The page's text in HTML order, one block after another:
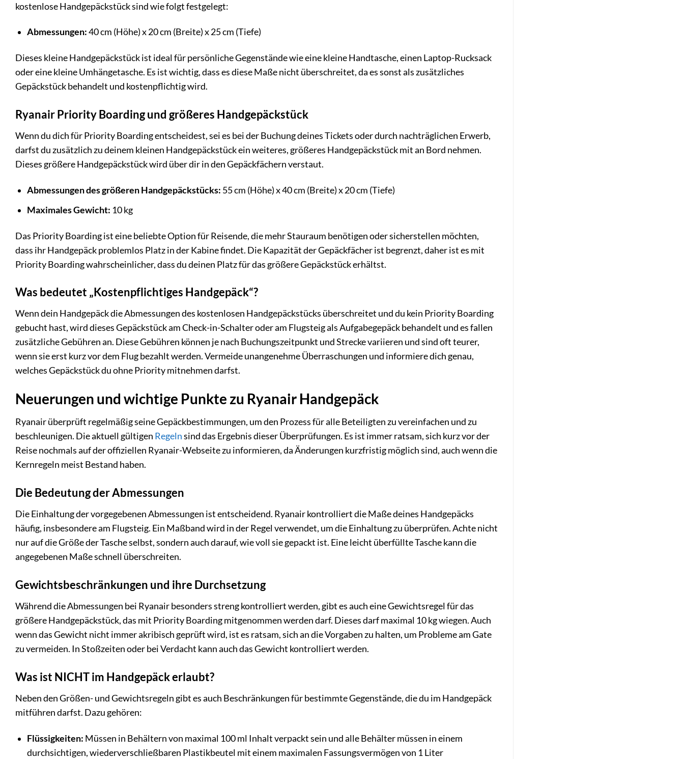
kostenlose Handgepäckstück sind wie folgt festgelegt:
Abmessungen:40 cm (Höhe) x 20 cm (Breite) x 25 cm (Tiefe)
Dieses kleine Handgepäckstück ist ideal für persönliche Gegenstände wie eine kleine Handtasche, einen Laptop-Rucksack
oder eine kleine Umhängetasche. Es ist wichtig, dass es diese Maße nicht überschreitet, da es sonst als zusätzliches
Gepäckstück behandelt und kostenpflichtig wird.
Ryanair Priority Boarding und größeres Handgepäckstück
Wenn du dich für Priority Boarding entscheidest, sei es bei der Buchung deines Tickets oder durch nachträglichen Erwerb,
darfst du zusätzlich zu deinem kleinen Handgepäckstück ein weiteres, größeres Handgepäckstück mit an Bord nehmen.
Dieses größere Handgepäckstück wird über dir in den Gepäckfächern verstaut.
Abmessungen des größeren Handgepäckstücks: 55 cm (Höhe) x 40 cm (Breite) x 20 cm (Tiefe)
Maximales Gewicht: 10 kg
Das Priority Boarding ist eine beliebte Option für Reisende, die mehr Stauraum benötigen oder sicherstellen möchten,
dass ihr Handgepäck problemlos Platz in der Kabine findet. Die Kapazität der Gepäckfächer ist begrenzt, daher ist es mit
Priority Boarding wahrscheinlicher, dass du deinen Platz für das größere Gepäckstück erhältst.
Was bedeutet „Kostenpflichtiges Handgepäck“?
Wenn dein Handgepäck die Abmessungen des kostenlosen Handgepäckstücks überschreitet und du kein Priority Boarding
gebucht hast, wird dieses Gepäckstück am Check-in-Schalter oder am Flugsteig als Aufgabegepäck behandelt und es fallen
zusätzliche Gebühren an. Diese Gebühren können je nach Buchungszeitpunkt und Strecke variieren und sind oft teurer,
wenn sie erst kurz vor dem Flug bezahlt werden. Vermeide unangenehme Überraschungen und informiere dich genau,
welches Gepäckstück du ohne Priority mitnehmen darfst.
Neuerungen und wichtige Punkte zu Ryanair Handgepäck
Ryanair überprüft regelmäßig seine Gepäckbestimmungen, um den Prozess für alle Beteiligten zu vereinfachen und zu
beschleunigen. Die aktuell gültigen Regelnsind das Ergebnis dieser Überprüfungen. Es ist immer ratsam, sich kurz vor der
Reise nochmals auf der offiziellen Ryanair-Webseite zu informieren, da Änderungen kurzfristig möglich sind, auch wenn die
Kernregeln meist Bestand haben.
Die Bedeutung der Abmessungen
Die Einhaltung der vorgegebenen Abmessungen ist entscheidend. Ryanair kontrolliert die Maße deines Handgepäcks
häufig, insbesondere am Flugsteig. Ein Maßband wird in der Regel verwendet, um die Einhaltung zu überprüfen. Achte nicht
nur auf die Größe der Tasche selbst, sondern auch darauf, wie voll sie gepackt ist. Eine leicht überfüllte Tasche kann die
angegebenen Maße schnell überschreiten.
Gewichtsbeschränkungen und ihre Durchsetzung
Während die Abmessungen bei Ryanair besonders streng kontrolliert werden, gibt es auch eine Gewichtsregel für das
größere Handgepäckstück, das mit Priority Boarding mitgenommen werden darf. Dieses darf maximal 10 kg wiegen. Auch
wenn das Gewicht nicht immer akribisch geprüft wird, ist es ratsam, sich an die Vorgaben zu halten, um Probleme am Gate
zu vermeiden. In Stoßzeiten oder bei Verdacht kann auch das Gewicht kontrolliert werden.
Was ist NICHT im Handgepäck erlaubt?
Neben den Größen- und Gewichtsregeln gibt es auch Beschränkungen für bestimmte Gegenstände, die du im Handgepäck
mitführen darfst. Dazu gehören:
Flüssigkeiten: Müssen in Behältern von maximal 100 ml Inhalt verpackt sein und alle Behälter müssen in einem
durchsichtigen, wiederverschließbaren Plastikbeutel mit einem maximalen Fassungsvermögen von 1 Liter